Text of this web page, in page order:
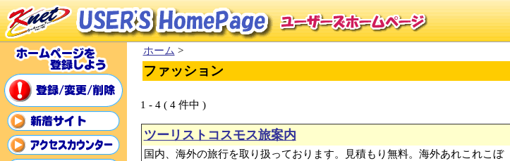
ホーム >
ファッション
1 - 4 ( 4 件中 )
ツーリストコスモス旅案内
国内、海外の旅行を取り扱っております。見積もり無料。海外あれこれこぼ